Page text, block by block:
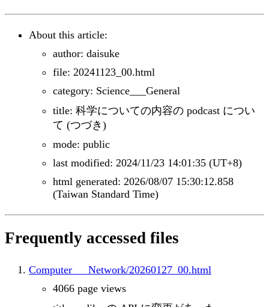
About this article:
author: daisuke
file: 20241123_00.html
category: Science___General
title: 科学についての内容の podcast につい
て (つづき)
mode: public
last modified: 2024/11/23 14:01:35 (UT+8)
html generated: 2026/08/07 15:30:12.858
(Taiwan Standard Time)
Frequently accessed files
Computer___Network/20260127_00.html
4066 page views